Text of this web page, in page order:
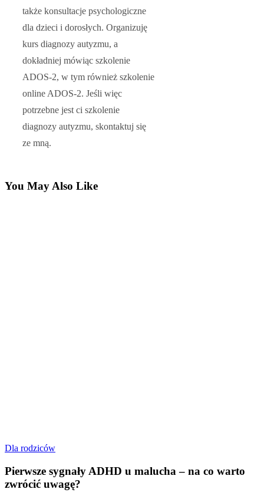
także konsultacje psychologiczne
dla dzieci i dorosłych. Organizuję
kurs diagnozy autyzmu, a
dokładniej mówiąc szkolenie
ADOS-2, w tym również szkolenie
online ADOS-2. Jeśli więc
potrzebne jest ci szkolenie
diagnozy autyzmu, skontaktuj się
ze mną.
You May Also Like
Dla rodzicówPierwsze
ADHD
u
malucha
Pierwsze sygnały ADHD u malucha – na co warto
zwrócić uwagę?